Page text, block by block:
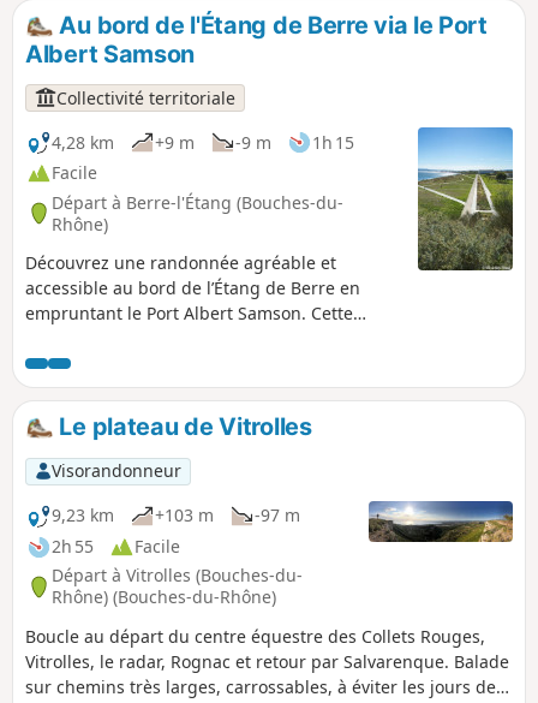
Au bord de l'Étang de Berre via le Port
Albert Samson
Collectivité territoriale
4,28 km
+9 m -9 m
1h 15
Facile
Départ à Berre-l'Étang (Bouches-du-
Rhône)
Découvrez une randonnée agréable et
accessible au bord de l’Étang de Berre en
empruntant le Port Albert Samson. Cette
un mélange de paysages naturels et
maritimes, entre étendues d’eau apaisantes,
faune locale et ambiance portuaire
authentique.
Le plateau de Vitrolles
Visorandonneur
9,23 km
+103 m
-97 m
2h 55
Facile
Départ à Vitrolles (Bouches-du-
Rhône) (Bouches-du-Rhône)
Boucle au départ du centre équestre des Collets Rouges,
Vitrolles, le radar, Rognac et retour par Salvarenque. Balade
sur chemins très larges, carrossables, à éviter les jours de